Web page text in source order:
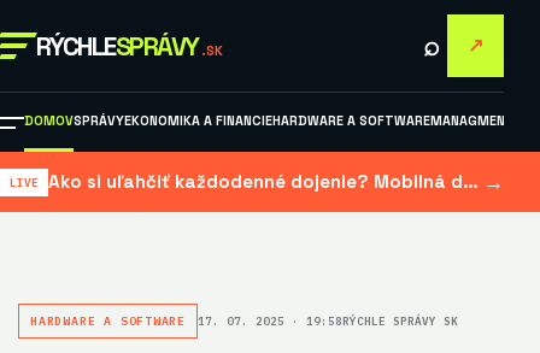
RÝCHLESPRÁVY .SK ⌕ ↗
DOMOVSPRÁVYEKONOMIKA A FINANCIEHARDWARE A SOFTWAREMANAGMENT A
Ako si uľahčiť každodenné dojenie? Mobilná dojačka šetrí čas aj námahu →
HARDWARE A SOFTWARE 17. 07. 2025 · 19:58RÝCHLE SPRÁVY SK